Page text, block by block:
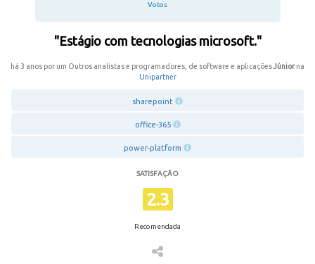
Votos
"Estágio com tecnologias microsoft."
há 3 anos por um Outros analistas e programadores, de software e aplicaçõesJúniorna
Unipartner
sharepoint
office-365
power-platform
SATISFAÇÃO
2.3
Recomendada